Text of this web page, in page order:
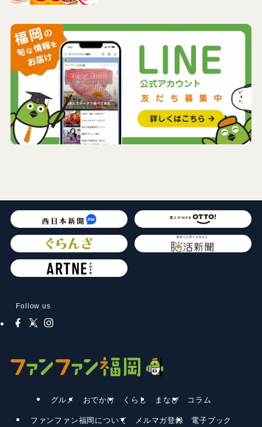
Follow us
グルメ おでかけ くらし まなび コラム
ファンファン福岡について メルマガ登録 電子ブック